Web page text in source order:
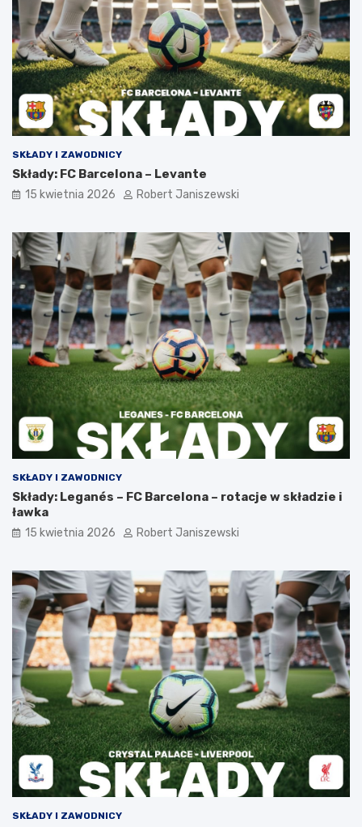
SKŁADY I ZAWODNICY
Składy: FC Barcelona – Levante
15 kwietnia 2026 Robert Janiszewski
SKŁADY I ZAWODNICY
Składy: Leganés – FC Barcelona – rotacje w składzie i
ławka
15 kwietnia 2026 Robert Janiszewski
SKŁADY I ZAWODNICY